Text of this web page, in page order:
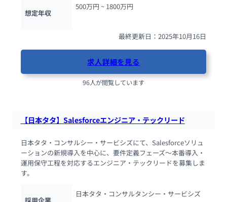
想定年収
500万円 ~ 1800万円
最終更新日：2025年10月16日
求人詳細を見る
96人が閲覧しています
【日本タタ】Salesforceエンジニア・テックリード
日本タタ・コンサルシー・サービシズにて、Salesforceソリュ
ーションの新規導入を中心に、要件定義フェーズ～本番導入・
運用保守工程を対応するエンジニア・テックリードを募集しま
す。
採用企業
日本タタ・コンサルタンシー・サービシズ